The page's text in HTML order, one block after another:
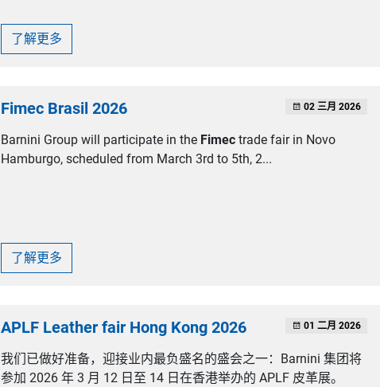
了解更多
Fimec Brasil 2026 02 三月 2026
Barnini Group will participate in the Fimectrade fair in Novo
Hamburgo, scheduled from March 3rd to 5th, 2...
了解更多
APLF Leather fair Hong Kong 2026 01 二月 2026
我们已做好准备，迎接业内最负盛名的盛会之一：Barnini 集团将
参加 2026 年 3 月 12 日至 14 日在香港举办的 APLF 皮革展。